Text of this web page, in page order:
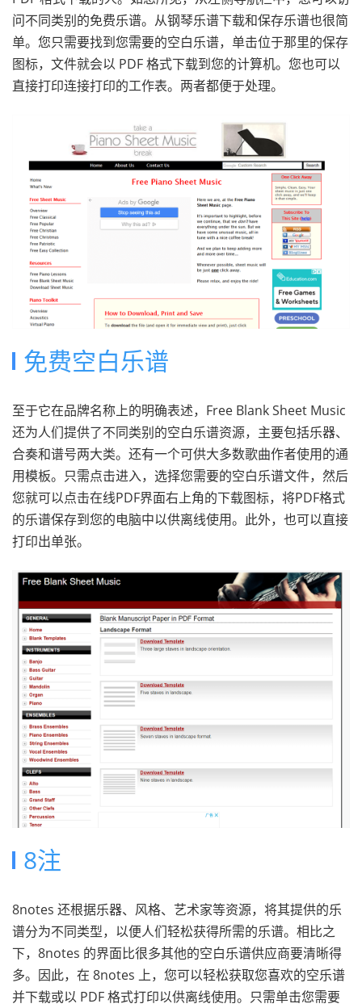
问不同类别的免费乐谱。从钢琴乐谱下载和保存乐谱也很简
单。您只需要找到您需要的空白乐谱，单击位于那里的保存
图标，文件就会以 PDF 格式下载到您的计算机。您也可以
直接打印连接打印的工作表。两者都便于处理。
免费空白乐谱
至于它在品牌名称上的明确表述，Free Blank Sheet Music
还为人们提供了不同类别的空白乐谱资源，主要包括乐器、
合奏和谱号两大类。还有一个可供大多数歌曲作者使用的通
用模板。只需点击进入，选择您需要的空白乐谱文件，然后
您就可以点击在线PDF界面右上角的下载图标，将PDF格式
的乐谱保存到您的电脑中以供离线使用。此外，也可以直接
打印出单张。
8注
8notes 还根据乐器、风格、艺术家等资源，将其提供的乐
谱分为不同类型，以便人们轻松获得所需的乐谱。相比之
下，8notes 的界面比很多其他的空白乐谱供应商要清晰得
多。因此，在 8notes 上，您可以轻松获取您喜欢的空乐谱
并下载或以 PDF 格式打印以供离线使用。只需单击您需要